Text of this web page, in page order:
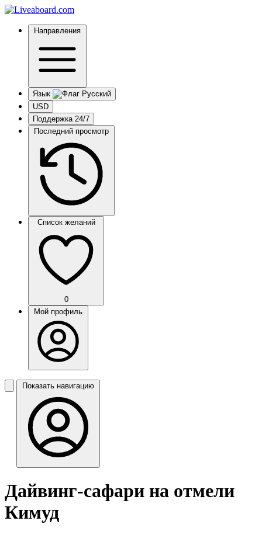
Направления
Язык
USD
Поддержка 24/7
Последний просмотр
Список желаний
0
Мой профиль
Показать навигацию
Дайвинг-сафари на отмели
Кимуд